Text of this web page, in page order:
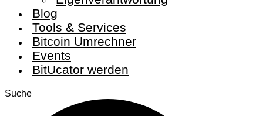
Blog
Tools & Services
Bitcoin Umrechner
Events
BitUcator werden
Suche